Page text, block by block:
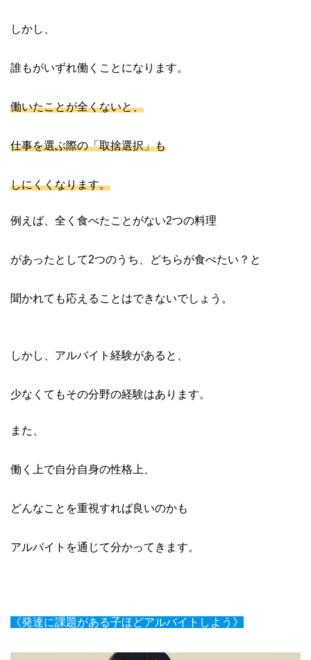
しかし、
誰もがいずれ働くことになります。
働いたことが全くないと、
仕事を選ぶ際の「取捨選択」も
しにくくなります。
例えば、全く食べたことがない2つの料理
があったとして2つのうち、どちらが食べたい？と
聞かれても応えることはできないでしょう。
しかし、アルバイト経験があると、
少なくてもその分野の経験はあります。
また、
働く上で自分自身の性格上、
どんなことを重視すれば良いのかも
アルバイトを通じて分かってきます。
《発達に課題がある子ほどアルバイトしよう》